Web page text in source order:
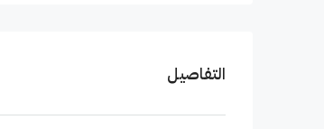
التفاصيل